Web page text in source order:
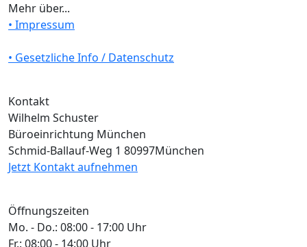
Mehr über...
• Impressum
• Gesetzliche Info / Datenschutz
Kontakt
Wilhelm Schuster
Büroeinrichtung München
Schmid-Ballauf-Weg 1 80997München
Jetzt Kontakt aufnehmen
Öffnungszeiten
Mo. - Do.: 08:00 - 17:00 Uhr
Fr.: 08:00 - 14:00 Uhr